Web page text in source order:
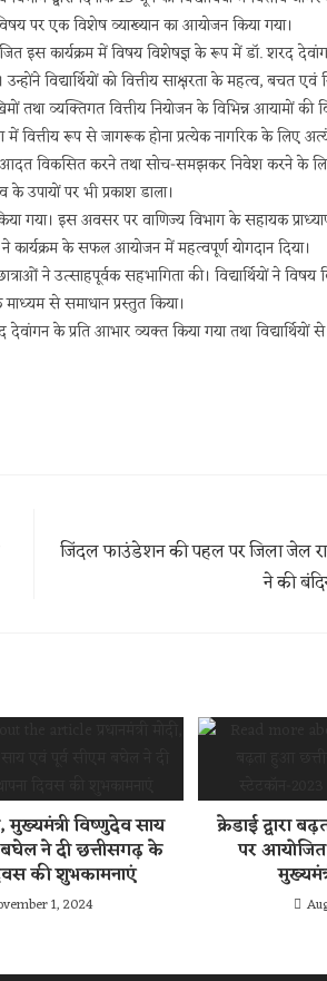
पर एक विशेष व्याख्यान का आयोजन किया गया।
इस कार्यक्रम में विषय विशेषज्ञ के रूप में डॉ. शरद
विद्यार्थियों को वित्तीय साक्षरता के महत्व,
तथा व्यक्तिगत वित्तीय नियोजन के विभिन्न आयामों की
में वित्तीय रूप से जागरूक होना प्रत्येक नागरिक के लिए
आदत विकसित करने तथा सोच-समझकर निवेश करने के लिए
उपायों पर भी प्रकाश डाला।
गया। इस अवसर पर वाणिज्य विभाग के सहायक
कार्यक्रम के सफल आयोजन में महत्वपूर्ण योगदान दिया।
ने उत्साहपूर्वक सहभागिता की। विद्यार्थियों ने
से समाधान प्रस्तुत किया।
के प्रति आभार व्यक्त किया गया तथा विद्यार्थियों से
जिंदल फाउंडेशन की पहल पर जिला जेल
ने की
मुख्यमंत्री विष्णुदेव साय
ने दी छत्तीसगढ़ के
की शुभकामनाएं
1, 2024
क्रेडाई द्वारा
पर